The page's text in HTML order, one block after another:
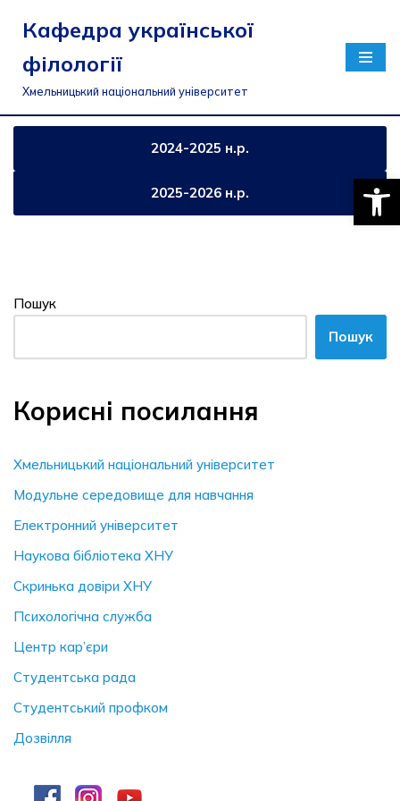
Перейти
до
вмісту
Кафедра української
філології
Хмельницький національний університет
2024-2025 н.р.
2025-2026 н.р.
Пошук
Пошук
Корисні посилання
Хмельницький національний університет
Модульне середовище для навчання
Електронний університет
Наукова бібліотека ХНУ
Скринька довiри ХНУ
Психологічна служба
Центр кар’єри
Студентська рада
Студентський профком
Дозвілля